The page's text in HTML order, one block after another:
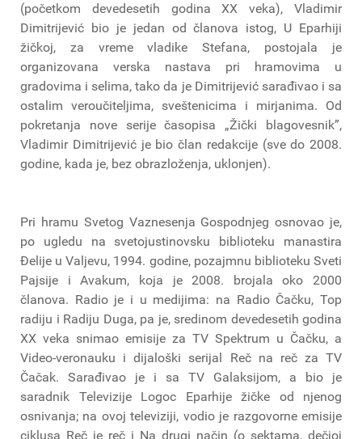
(početkom devedesetih godina XX veka), Vladimir
Dimitrijević bio je jedan od članova istog, U Eparhiji
žičkoj, za vreme vladike Stefana, postojala je
organizovana verska nastava pri hramovima u
gradovima i selima, tako da je Dimitrijević sarađivao i sa
ostalim veroučiteljima, sveštenicima i mirjanima. Od
pokretanja nove serije časopisa „Žički blagovesnik”,
Vladimir Dimitrijević je bio član redakcije (sve do 2008.
godine, kada je, bez obrazloženja, uklonjen).
Pri hramu Svetog Vaznesenja Gospodnjeg osnovao je,
po ugledu na svetojustinovsku biblioteku manastira
Đelije u Valjevu, 1994. godine, pozajmnu biblioteku Sveti
Pajsije i Avakum, koja je 2008. brojala oko 2000
članova. Radio je i u medijima: na Radio Čačku, Top
radiju i Radiju Duga, pa je, sredinom devedesetih godina
XX veka snimao emisije za TV Spektrum u Čačku, a
Video-veronauku i dijaloški serijal Reč na reč za TV
Čačak. Sarađivao je i sa TV Galaksijom, a bio je
saradnik Televizije Logoc Eparhije žičke od njenog
osnivanja; na ovoj televiziji, vodio je razgovorne emisije
ciklusa Reč je reč i Na drugi način (o sektama, dečjoj